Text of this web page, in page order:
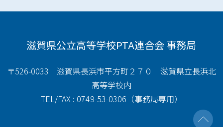
滋賀県公立高等学校PTA連合会 事務局
〒526-0033 滋賀県長浜市平方町２７０ 滋賀県立長浜北
高等学校内
TEL/FAX : 0749-53-0306（事務局専用）